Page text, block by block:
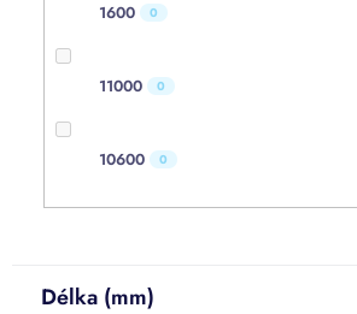
1600 0
11000 0
10600 0
Délka (mm)